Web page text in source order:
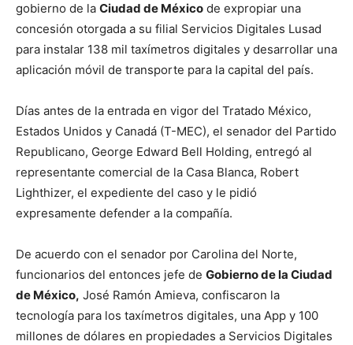
gobierno de la Ciudad de México de expropiar una
concesión otorgada a su filial Servicios Digitales Lusad
para instalar 138 mil taxímetros digitales y desarrollar una
aplicación móvil de transporte para la capital del país.
Días antes de la entrada en vigor del Tratado México,
Estados Unidos y Canadá (T-MEC), el senador del Partido
Republicano, George Edward Bell Holding, entregó al
representante comercial de la Casa Blanca, Robert
Lighthizer, el expediente del caso y le pidió
expresamente defender a la compañía.
De acuerdo con el senador por Carolina del Norte,
funcionarios del entonces jefe de Gobierno de la Ciudad
de México, José Ramón Amieva, confiscaron la
tecnología para los taxímetros digitales, una App y 100
millones de dólares en propiedades a Servicios Digitales